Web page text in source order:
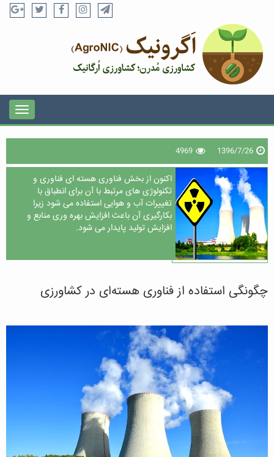
1396/7/26
4969
اکنون از بخش فناوری هسته ای فناوری و
تکنولوژی های مرتبط با آن برای انطباق با
تغییرات آب و هوایی استفاده می شود زیرا
بکارگیری آن باعث افزایش بهره وری منابع و
افزایش تولید پایدار می شود.
چگونگی استفاده از فناوری هسته‌ای در کشاورزی